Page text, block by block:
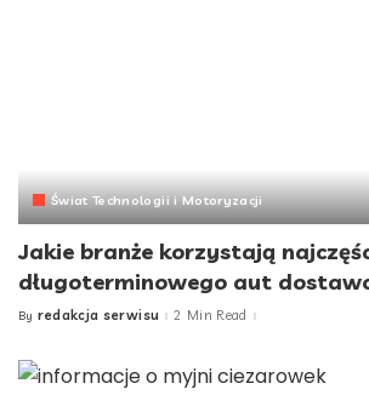
Świat Technologii i Motoryzacji
Jakie branże korzystają
długoterminowego aut
Posted
By redakcja serwisu 2 Min Read